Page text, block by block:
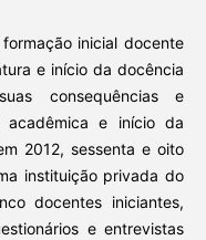
inicial docente
e início da docência
consequências e
acadêmica e início da
2012, sessenta e oito
instituição privada do
docentes iniciantes,
e entrevistas